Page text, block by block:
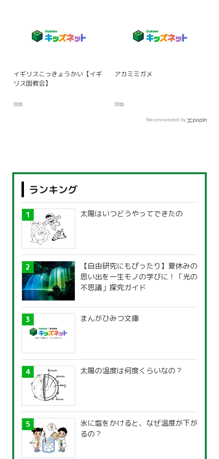
イギリスこっきょうかい【イギ
リス国教会】
辞典
アカミミガメ
辞典
Recommended by
ランキング
太陽はいつどうやってできたの
【自由研究にもぴったり】夏休みの
思い出を一生モノの学びに！「光の
不思議」探究ガイド
まんがひみつ文庫
太陽の温度は何度くらいなの？
氷に塩をかけると、なぜ温度が下が
るの？